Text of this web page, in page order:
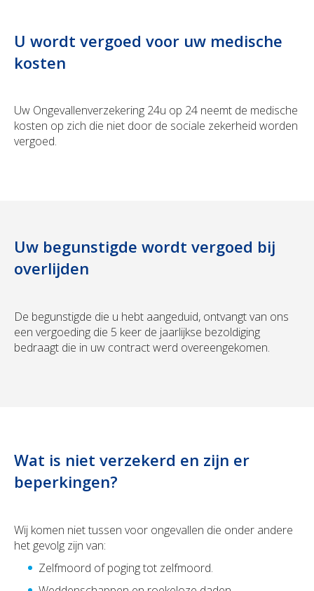
U wordt vergoed voor uw medische
kosten
Uw Ongevallenverzekering 24u op 24 neemt de medische
kosten op zich die niet door de sociale zekerheid worden
vergoed.
Uw begunstigde wordt vergoed bij
overlijden
De begunstigde die u hebt aangeduid, ontvangt van ons
een vergoeding die 5 keer de jaarlijkse bezoldiging
bedraagt die in uw contract werd overeengekomen.
Wat is niet verzekerd en zijn er
beperkingen?
Wij komen niet tussen voor ongevallen die onder andere
het gevolg zijn van:
Zelfmoord of poging tot zelfmoord.